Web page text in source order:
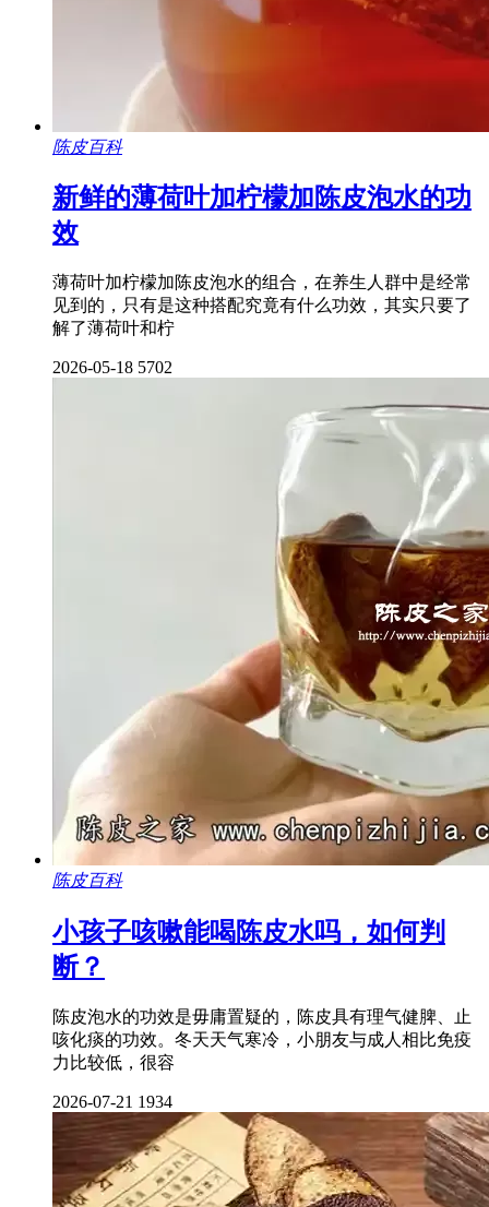
陈皮百科
新鲜的薄荷叶加柠檬加陈皮泡水的功
效
薄荷叶加柠檬加陈皮泡水的组合，在养生人群中是经常
见到的，只有是这种搭配究竟有什么功效，其实只要了
解了薄荷叶和柠
2026-05-18 5702
陈皮百科
小孩子咳嗽能喝陈皮水吗，如何判
断？
陈皮泡水的功效是毋庸置疑的，陈皮具有理气健脾、止
咳化痰的功效。冬天天气寒冷，小朋友与成人相比免疫
力比较低，很容
2026-07-21 1934